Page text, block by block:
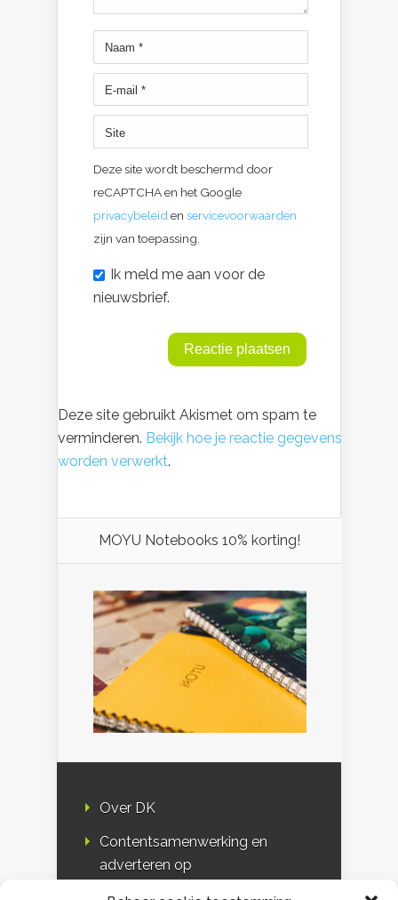
Deze site wordt beschermd door
reCAPTCHA en het Google
privacybeleid en servicevoorwaarden
zijn van toepassing.
Ik meld me aan voor de
nieuwsbrief.
Deze site gebruikt Akismet om spam te
verminderen. Bekijk hoe je reactie gegevens
worden verwerkt.
MOYU Notebooks 10% korting!
Over DK
Contentsamenwerking en
adverteren op